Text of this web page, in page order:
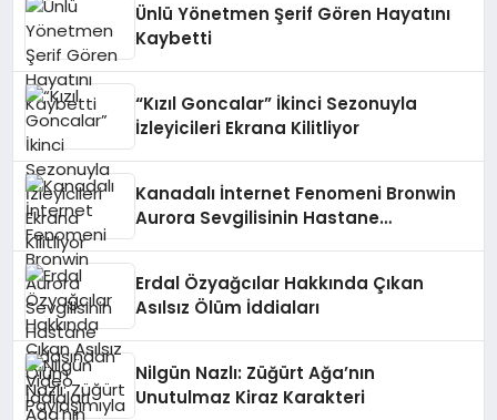
Ünlü Yönetmen Şerif Gören Hayatını
Kaybetti
“Kızıl Goncalar” İkinci Sezonuyla
İzleyicileri Ekrana Kilitliyor
Kanadalı İnternet Fenomeni Bronwin
Aurora Sevgilisinin Hastane
Erdal Özyağcılar Hakkında Çıkan
Asılsız Ölüm İddiaları
Nilgün Nazlı: Züğürt Ağa’nın
Unutulmaz Kiraz Karakteri